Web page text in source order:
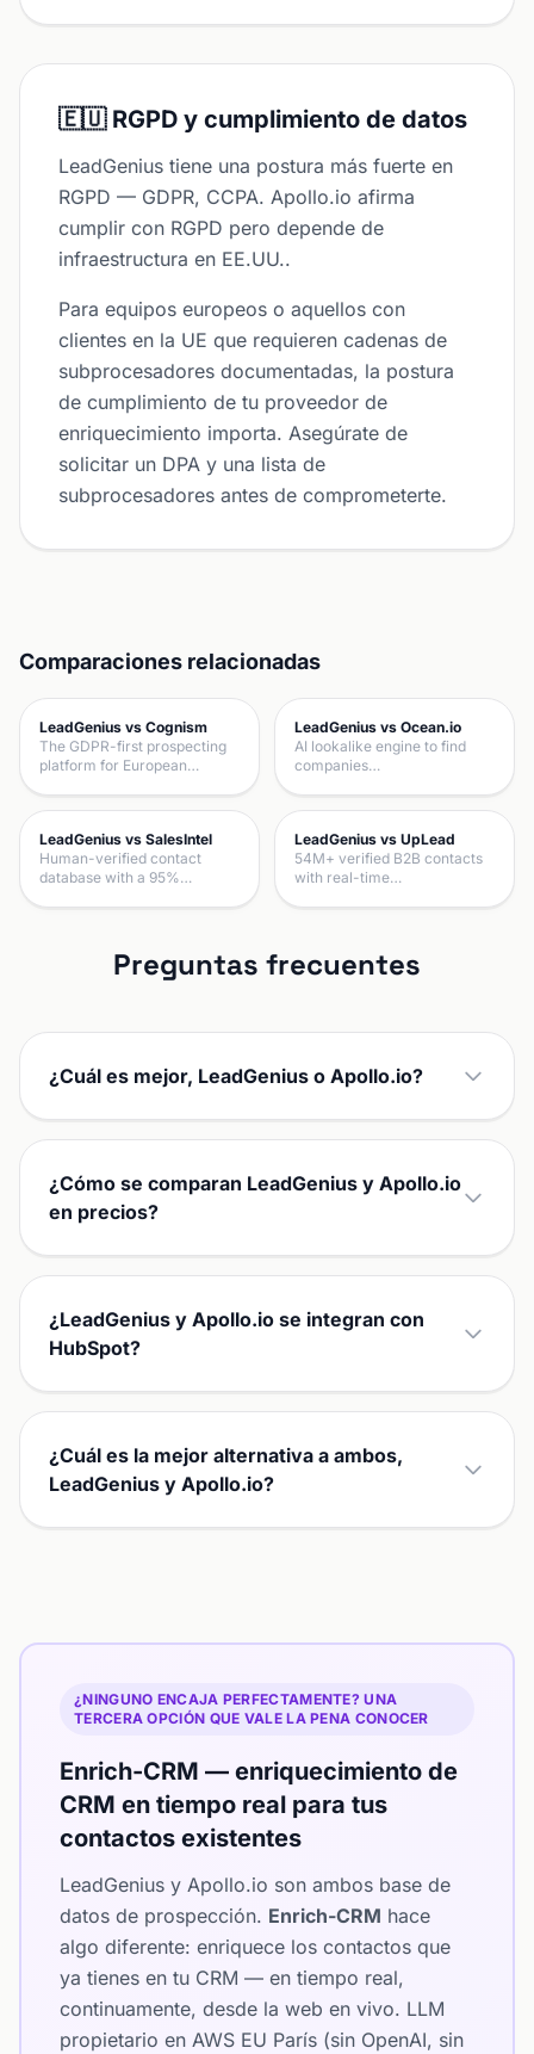
🇪🇺 RGPD y cumplimiento de datos
LeadGenius tiene una postura más fuerte en
RGPD — GDPR, CCPA. Apollo.io afirma
cumplir con RGPD pero depende de
infraestructura en EE.UU..
Para equipos europeos o aquellos con
clientes en la UE que requieren cadenas de
subprocesadores documentadas, la postura
de cumplimiento de tu proveedor de
enriquecimiento importa. Asegúrate de
solicitar un DPA y una lista de
subprocesadores antes de comprometerte.
Comparaciones relacionadas
LeadGenius vs Cognism
The GDPR-first prospecting
platform for European…
LeadGenius vs Ocean.io
AI lookalike engine to find
companies…
LeadGenius vs SalesIntel
Human-verified contact
database with a 95%…
LeadGenius vs UpLead
54M+ verified B2B contacts
with real-time…
Preguntas frecuentes
¿Cuál es mejor, LeadGenius o Apollo.io?
¿Cómo se comparan LeadGenius y Apollo.io
en precios?
¿LeadGenius y Apollo.io se integran con
HubSpot?
¿Cuál es la mejor alternativa a ambos,
LeadGenius y Apollo.io?
¿NINGUNO ENCAJA PERFECTAMENTE? UNA
TERCERA OPCIÓN QUE VALE LA PENA CONOCER
Enrich-CRM — enriquecimiento de
CRM en tiempo real para tus
contactos existentes
LeadGenius y Apollo.io son ambos base de
datos de prospección. Enrich-CRM hace
algo diferente: enriquece los contactos que
ya tienes en tu CRM — en tiempo real,
continuamente, desde la web en vivo. LLM
propietario en AWS EU París (sin OpenAI, sin